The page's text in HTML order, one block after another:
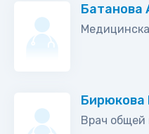
Батанова
Бирюкова
Врач общей